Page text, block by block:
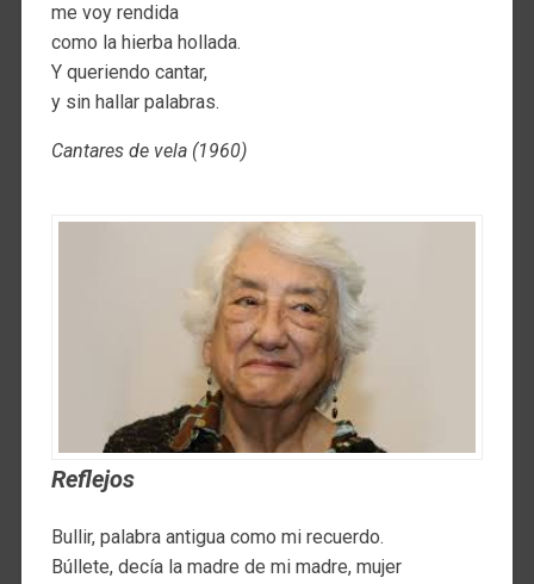
me voy rendida
como la hierba hollada.
Y queriendo cantar,
y sin hallar palabras.
Cantares de vela (1960)
Reflejos
Bullir, palabra antigua como mi recuerdo.
Búllete, decía la madre de mi madre, mujer